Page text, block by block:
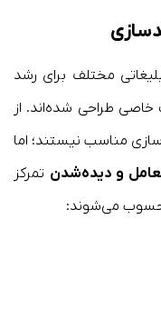
تبلیغاتی مختلف برای رشد
طراحی شده‌اند. از
مناسب نیستند؛ اما
و دیده‌شدن تمرکز
محسوب می‌شوند: